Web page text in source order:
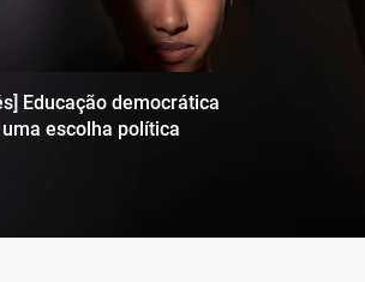
Educação democrática
escolha política